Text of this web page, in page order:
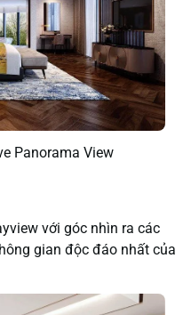
Panorama View
với góc nhìn ra các
gian độc đáo nhất của